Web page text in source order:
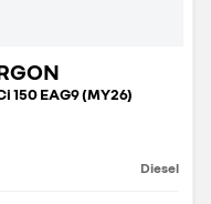
150 EAG9 (MY26)
Diesel